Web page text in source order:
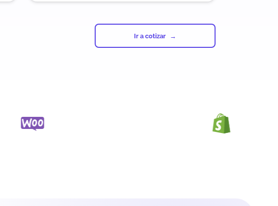
Ir a cotizar